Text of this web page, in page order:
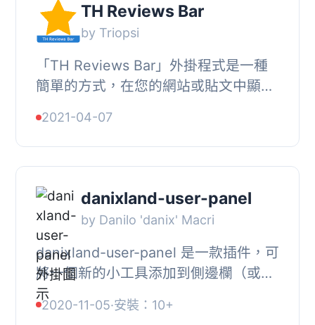
TH Reviews Bar
by Triopsi
「TH Reviews Bar」外掛程式是一種
簡單的方式，在您的網站或貼文中顯示
且非常容易使用。在 WordPress 的管
理後台中創建新...
2021-04-07
danixland-user-panel
by Danilo 'danix' Macri
danixland-user-panel 是一款插件，可
將一個新的小工具添加到側邊欄（或您
喜歡的位置）。, 該小工具是標準元件
小工具的增強版，它顯示當前用戶的
2020-11-05·安裝：10+